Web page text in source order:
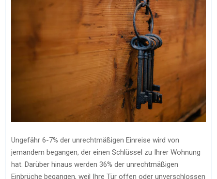
Ungefähr 6-7% der unrechtmäßigen Einreise wird von
jemandem begangen, der einen Schlüssel zu Ihrer Wohnung
hat. Darüber hinaus werden 36% der unrechtmäßigen
Einbrüche begangen, weil Ihre Tür offen oder unverschlossen